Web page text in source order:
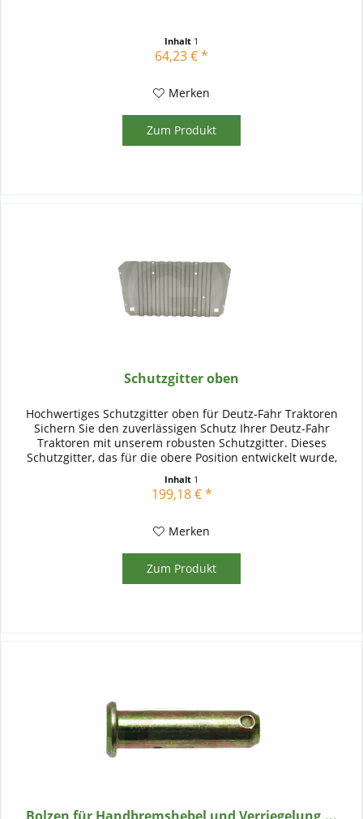
Inhalt 1
64,23 € *
Merken
Zum Produkt
Schutzgitter oben
Hochwertiges Schutzgitter oben für Deutz-Fahr Traktoren
Sichern Sie den zuverlässigen Schutz Ihrer Deutz-Fahr
Traktoren mit unserem robusten Schutzgitter. Dieses
Schutzgitter, das für die obere Position entwickelt wurde,
Inhalt 1
199,18 € *
Merken
Zum Produkt